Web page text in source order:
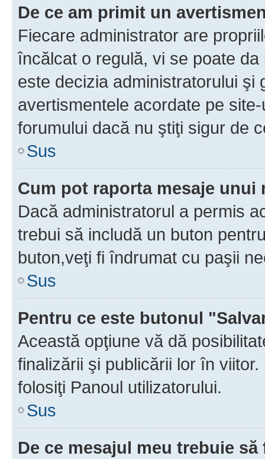
De ce am primit un
Fiecare administrator are
încălcat o regulă, vi se poate
este decizia administratorului şi
avertismentele acordate pe
forumului dacă nu ştiţi sigur de
Sus
Cum pot raporta mesaje unui
Dacă administratorul a permis
trebui să includă un buton
buton,veţi fi îndrumat cu paşii
Sus
Pentru ce este butonul
Această opţiune vă dă
finalizării şi publicării lor în
folosiţi Panoul utilizatorului.
Sus
De ce mesajul meu trebuie